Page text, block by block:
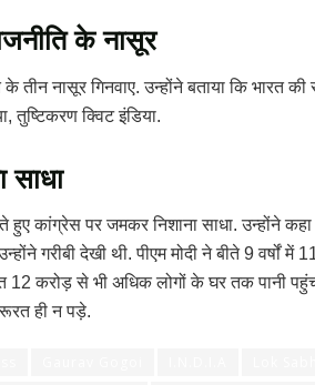
के नासूर
तीन नासूर गिनवाए. उन्होंने बताया कि भारत
तुष्टिकरण क्विट इंडिया.
साधा
कांग्रेस पर जमकर निशाना साधा. उन्होंने
गरीबी देखी थी. पीएम मोदी ने बीते 9 वर्षों
करोड़ से भी अधिक लोगों के घर तक पानी
ही न पड़े.